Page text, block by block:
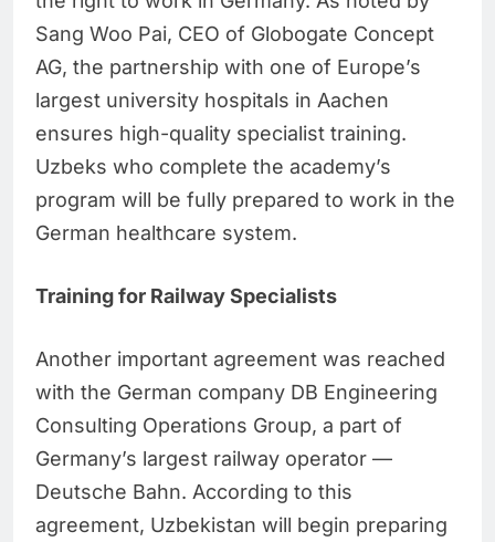
Sang Woo Pai, CEO of Globogate Concept
AG, the partnership with one of Europe’s
largest university hospitals in Aachen
ensures high-quality specialist training.
Uzbeks who complete the academy’s
program will be fully prepared to work in the
German healthcare system.
Training for Railway Specialists
Another important agreement was reached
with the German company DB Engineering
Consulting Operations Group, a part of
Germany’s largest railway operator —
Deutsche Bahn. According to this
agreement, Uzbekistan will begin preparing